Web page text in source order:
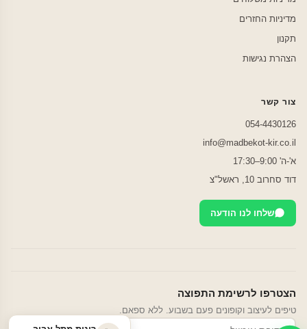
מדיניות החזרים
תקנון
הצהרת נגישות
צור קשר
054-4430126
info@madbekot-kir.co.il
א'-ה' 9:00–17:30
דוד סחרוב 10, ראשל"צ
שלחו לנו הודעה
הצטרפו לרשימת התפוצה
טיפים לעיצוב וקופונים פעם בשבוע. ללא ספאם.